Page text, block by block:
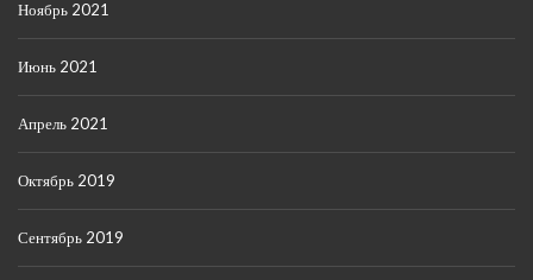
Ноябрь 2021
Июнь 2021
Апрель 2021
Октябрь 2019
Сентябрь 2019